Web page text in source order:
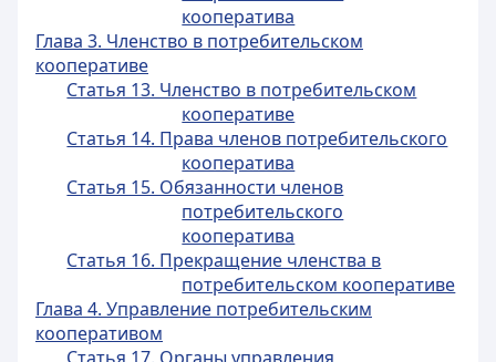
кооператива
Глава 3. Членство в потребительском
кооперативе
Статья 13. Членство в потребительском
кооперативе
Статья 14. Права членов потребительского
кооператива
Статья 15. Обязанности членов
потребительского
кооператива
Статья 16. Прекращение членства в
потребительском кооперативе
Глава 4. Управление потребительским
кооперативом